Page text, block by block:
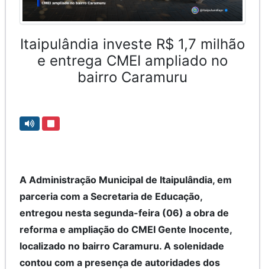
Itaipulândia investe R$ 1,7 milhão
e entrega CMEI ampliado no
bairro Caramuru
A Administração Municipal de Itaipulândia, em
parceria com a Secretaria de Educação,
entregou nesta segunda-feira (06) a obra de
reforma e ampliação do CMEI Gente Inocente,
localizado no bairro Caramuru. A solenidade
contou com a presença de autoridades dos